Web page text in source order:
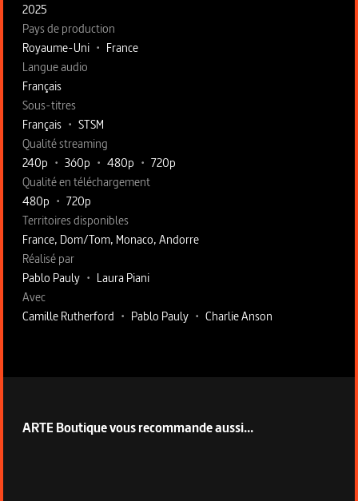
2025
Pays de production
Royaume-Uni • France
Langue audio
Français
Sous-titres
Français • STSM
Qualité streaming
240p • 360p • 480p • 720p
Qualité en téléchargement
480p • 720p
Territoires disponibles
France, Dom/Tom, Monaco, Andorre
Fiche technique section droite
Réalisé par
Pablo Pauly • Laura Piani
Avec
Camille Rutherford • Pablo Pauly • Charlie Anson
ARTE Boutique vous recommande aussi...